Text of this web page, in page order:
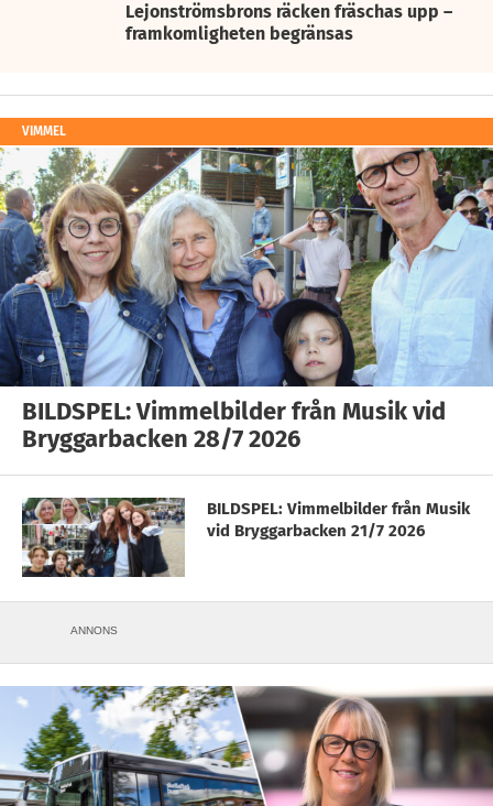
Lejonströmsbrons räcken fräschas upp –
framkomligheten begränsas
VIMMEL
BILDSPEL: Vimmelbilder från Musik vid
Bryggarbacken 28/7 2026
BILDSPEL: Vimmelbilder från Musik
vid Bryggarbacken 21/7 2026
ANNONS